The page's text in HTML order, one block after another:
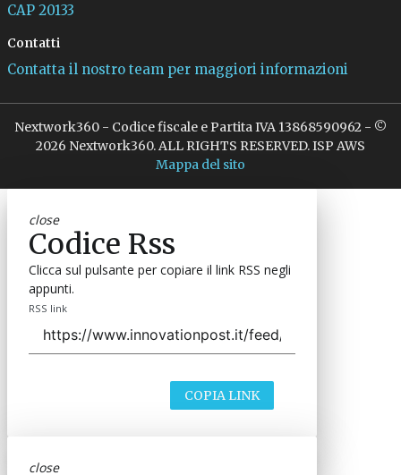
CAP 20133
Contatti
Contatta il nostro team per maggiori informazioni
Nextwork360 - Codice fiscale e Partita IVA 13868590962 - ©
2026 Nextwork360. ALL RIGHTS RESERVED. ISP AWS
Mappa del sito
close
Codice Rss
Clicca sul pulsante per copiare il link RSS negli
appunti.
RSS link
COPIA LINK
close